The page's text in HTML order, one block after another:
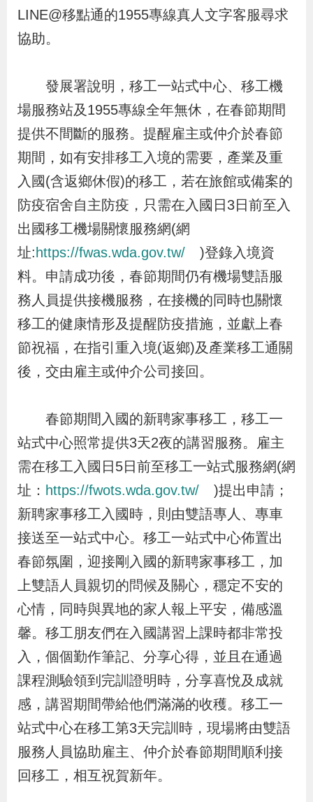
業
務
上
申
辦
宣
導
專
區
關
連
網
站
導
覽
民
意
信
箱
文
字
客
服
統
計
資
訊
E
n
g
l
i
s
回
首
頁
R
S
S
隱
私
權
資
訊
安
全
LINE@移點通的1955專線真人文字客服尋求
協助。
發展署說明，移工一站式中心、移工機
場服務站及1955專線全年無休，在春節期間
提供不間斷的服務。提醒雇主或仲介於春節
期間，如有安排移工入境的需要，產業及重
入國(含返鄉休假)的移工，若在旅館或備案的
防疫宿舍自主防疫，只需在入國日3日前至入
出國移工機場關懷服務網(網
址: https://fwas.wda.gov.tw/
)登錄入境資
料。申請成功後，春節期間仍有機場雙語服
務人員提供接機服務，在接機的同時也關懷
移工的健康情形及提醒防疫措施，並獻上春
節祝福，在指引重入境(返鄉)及產業移工通關
後，交由雇主或仲介公司接回。
春節期間入國的新聘家事移工，移工一
站式中心照常提供3天2夜的講習服務。雇主
需在移工入國日5日前至移工一站式服務網(網
址： https://fwots.wda.gov.tw/
)提出申請；
新聘家事移工入國時，則由雙語專人、專車
接送至一站式中心。移工一站式中心佈置出
春節氛圍，迎接剛入國的新聘家事移工，加
上雙語人員親切的問候及關心，穩定不安的
心情，同時與異地的家人報上平安，備感溫
馨。移工朋友們在入國講習上課時都非常投
入，個個勤作筆記、分享心得，並且在通過
課程測驗領到完訓證明時，分享喜悅及成就
感，講習期間帶給他們滿滿的收穫。移工一
站式中心在移工第3天完訓時，現場將由雙語
服務人員協助雇主、仲介於春節期間順利接
回移工，相互祝賀新年。